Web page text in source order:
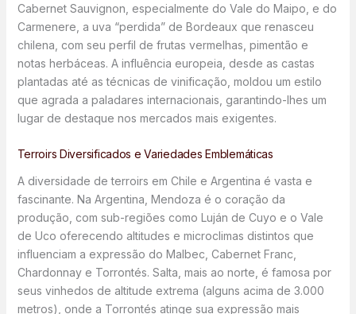
Cabernet Sauvignon, especialmente do Vale do Maipo, e do
Carmenere, a uva “perdida” de Bordeaux que renasceu
chilena, com seu perfil de frutas vermelhas, pimentão e
notas herbáceas. A influência europeia, desde as castas
plantadas até as técnicas de vinificação, moldou um estilo
que agrada a paladares internacionais, garantindo-lhes um
lugar de destaque nos mercados mais exigentes.
Terroirs Diversificados e Variedades Emblemáticas
A diversidade de terroirs em Chile e Argentina é vasta e
fascinante. Na Argentina, Mendoza é o coração da
produção, com sub-regiões como Luján de Cuyo e o Vale
de Uco oferecendo altitudes e microclimas distintos que
influenciam a expressão do Malbec, Cabernet Franc,
Chardonnay e Torrontés. Salta, mais ao norte, é famosa por
seus vinhedos de altitude extrema (alguns acima de 3.000
metros), onde a Torrontés atinge sua expressão mais